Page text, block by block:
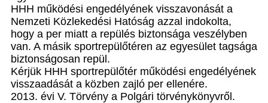
HHH működési engedélyének visszavonását a
Nemzeti Közlekedési Hatóság azzal indokolta,
hogy a per miatt a repülés biztonsága veszélyben
van. A másik sportrepülőtéren az egyesület tagsága
biztonságosan repül.
Kérjük HHH sportrepülőtér működési engedélyének
visszaadását a közben zajló per ellenére.
2013. évi V. Törvény a Polgári törvénykönyvről.